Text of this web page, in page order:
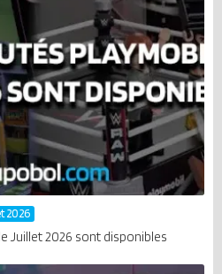
2026
Juillet 2026 sont disponibles